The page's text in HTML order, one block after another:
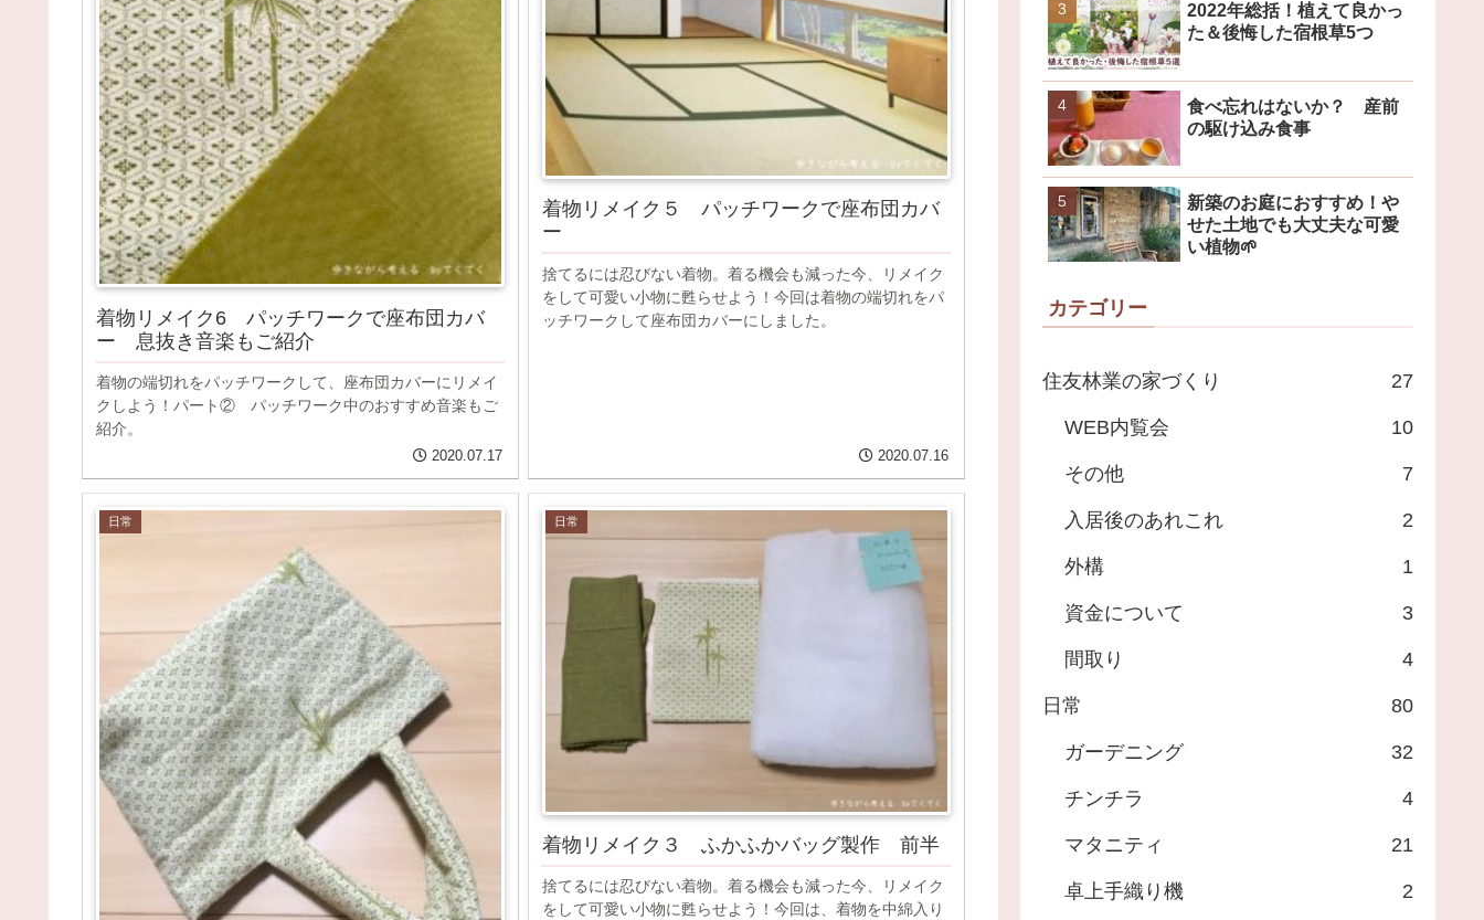
着物リメイク6 パッチワークで座布団カバ
ー 息抜き音楽もご紹介
着物の端切れをパッチワークして、座布団カバーにリメイ
クしよう！パート② パッチワーク中のおすすめ音楽もご
紹介。
2020.07.17
着物リメイク５ パッチワークで座布団カバ
ー
捨てるには忍びない着物。着る機会も減った今、リメイク
をして可愛い小物に甦らせよう！今回は着物の端切れをパ
ッチワークして座布団カバーにしました。
2020.07.16
日常 日常
着物リメイク３ ふかふかバッグ製作 前半
捨てるには忍びない着物。着る機会も減った今、リメイク
をして可愛い小物に甦らせよう！今回は、着物を中綿入り
2022年総括！植えて良かっ
た＆後悔した宿根草5つ
食べ忘れはないか？ 産前
の駆け込み食事
新築のお庭におすすめ！や
せた土地でも大丈夫な可愛
い植物🌱
カテゴリー
住友林業の家づくり 27
WEB内覧会 10
その他 7
入居後のあれこれ 2
外構 1
資金について 3
間取り 4
日常 80
ガーデニング 32
チンチラ 4
マタニティ 21
卓上手織り機 2